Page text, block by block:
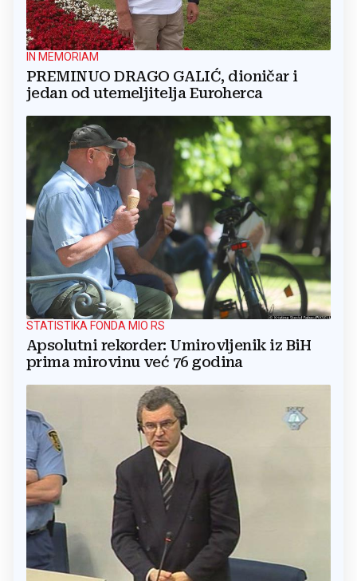
IN MEMORIAM
PREMINUO DRAGO GALIĆ, dioničar i
jedan od utemeljitelja Euroherca
STATISTIKA FONDA MIO RS
Apsolutni rekorder: Umirovljenik iz BiH
prima mirovinu već 76 godina